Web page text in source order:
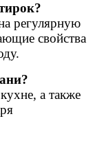
регулярную
свойства
а также